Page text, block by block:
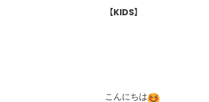
【KIDS】
こんにちは